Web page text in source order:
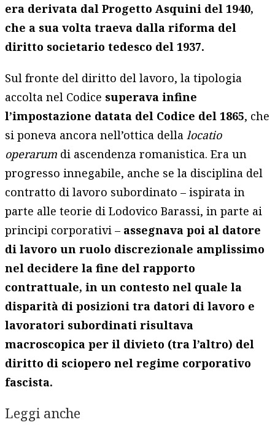
era derivata dal Progetto Asquini del 1940,
che a sua volta traeva dalla riforma del
diritto societario tedesco del 1937.
Sul fronte del diritto del lavoro, la tipologia
accolta nel Codice superava infine
l’impostazione datata del Codice del 1865, che
si poneva ancora nell’ottica della locatio
operarum di ascendenza romanistica. Era un
progresso innegabile, anche se la disciplina del
contratto di lavoro subordinato – ispirata in
parte alle teorie di Lodovico Barassi, in parte ai
principi corporativi – assegnava poi al datore
di lavoro un ruolo discrezionale amplissimo
nel decidere la fine del rapporto
contrattuale, in un contesto nel quale la
disparità di posizioni tra datori di lavoro e
lavoratori subordinati risultava
macroscopica per il divieto (tra l’altro) del
diritto di sciopero nel regime corporativo
fascista.
Leggi anche